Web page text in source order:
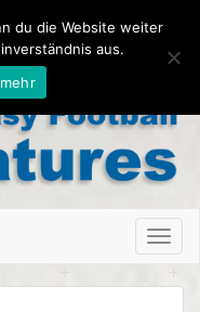
du die Website weiter
aus.